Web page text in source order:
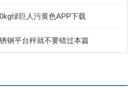
绿巨人污黄色APP下载
钢平台秤就不要错过本篇